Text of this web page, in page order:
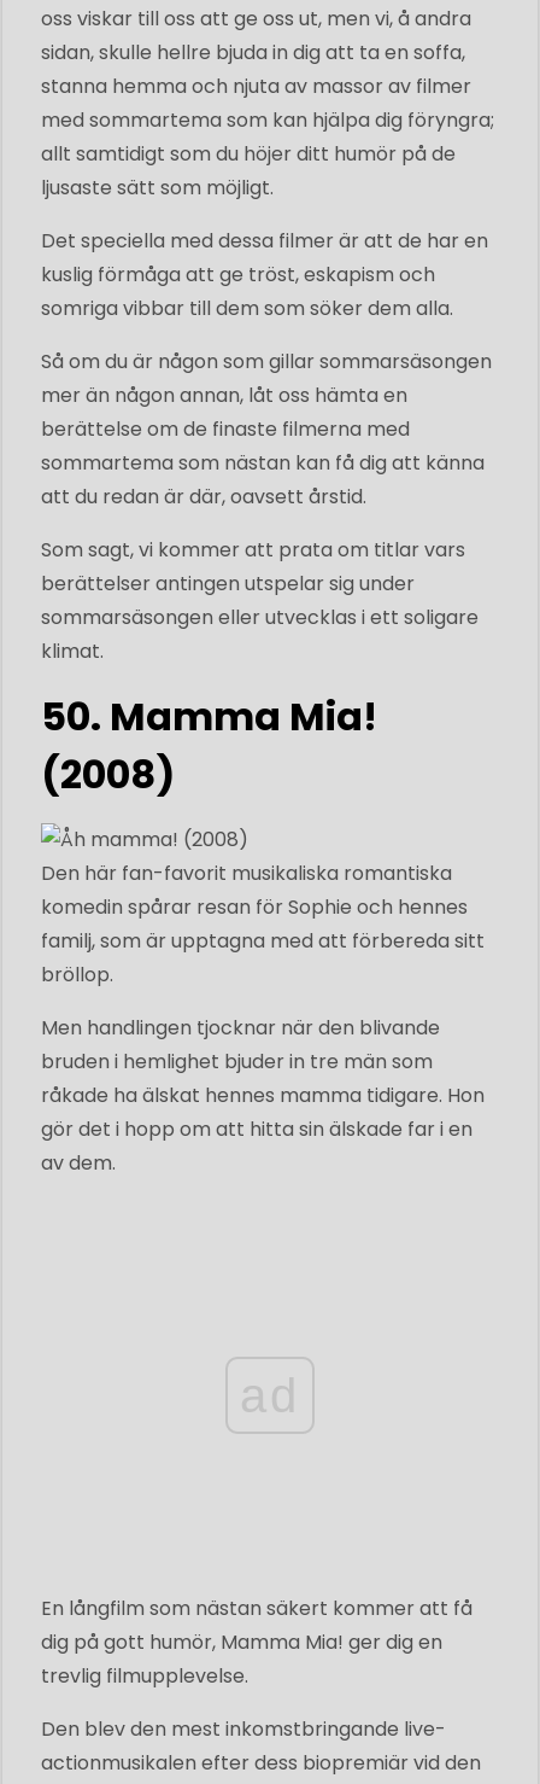
oss viskar till oss att ge oss ut, men vi, å andra
sidan, skulle hellre bjuda in dig att ta en soffa,
stanna hemma och njuta av massor av filmer
med sommartema som kan hjälpa dig föryngra;
allt samtidigt som du höjer ditt humör på de
ljusaste sätt som möjligt.
Det speciella med dessa filmer är att de har en
kuslig förmåga att ge tröst, eskapism och
somriga vibbar till dem som söker dem alla.
Så om du är någon som gillar sommarsäsongen
mer än någon annan, låt oss hämta en
berättelse om de finaste filmerna med
sommartema som nästan kan få dig att känna
att du redan är där, oavsett årstid.
Som sagt, vi kommer att prata om titlar vars
berättelser antingen utspelar sig under
sommarsäsongen eller utvecklas i ett soligare
klimat.
50. Mamma Mia!
(2008)
Den här fan-favorit musikaliska romantiska
komedin spårar resan för Sophie och hennes
familj, som är upptagna med att förbereda sitt
bröllop.
Men handlingen tjocknar när den blivande
bruden i hemlighet bjuder in tre män som
råkade ha älskat hennes mamma tidigare. Hon
gör det i hopp om att hitta sin älskade far i en
av dem.
ad
En långfilm som nästan säkert kommer att få
dig på gott humör, Mamma Mia! ger dig en
trevlig filmupplevelse.
Den blev den mest inkomstbringande live-
actionmusikalen efter dess biopremiär vid den